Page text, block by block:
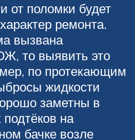
от поломки будет
ремонта.
вызвана
то выявить это
по протекающим
жидкости
заметны в
на
бачке возле